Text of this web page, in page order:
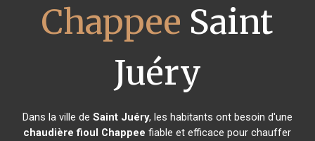
Chappee Saint
Juéry
Dans la ville de Saint Juéry, les habitants ont besoin d'une
chaudière fioul Chappee fiable et efficace pour chauffer